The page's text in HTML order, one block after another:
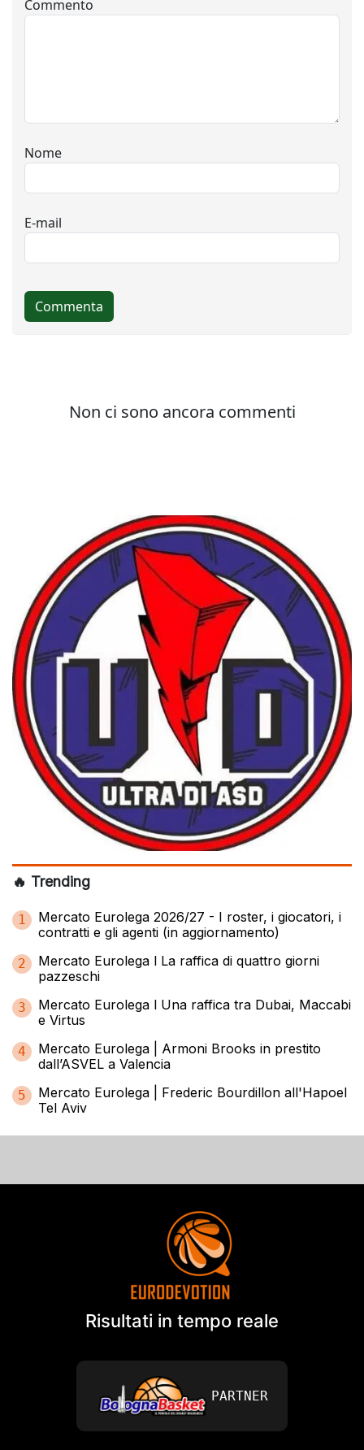
🔥 Trending
1
Mercato Eurolega 2026/27 - I roster, i giocatori, i
contratti e gli agenti (in aggiornamento)
2
Mercato Eurolega l La raffica di quattro giorni
pazzeschi
3
Mercato Eurolega l Una raffica tra Dubai, Maccabi
e Virtus
4
Mercato Eurolega | Armoni Brooks in prestito
dall’ASVEL a Valencia
5
Mercato Eurolega | Frederic Bourdillon all'Hapoel
Tel Aviv
Risultati in tempo reale
PARTNER